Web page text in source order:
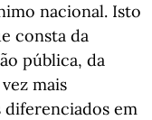
nacional. Isto
consta da
pública, da
mais
em